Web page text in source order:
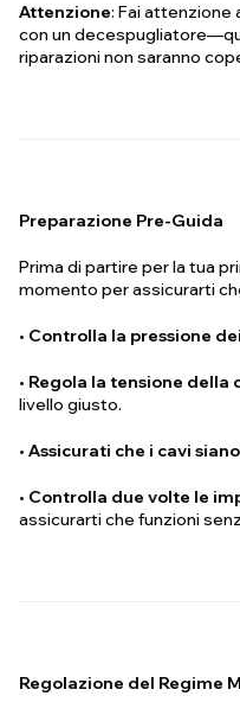
Attenzione: Fai
con un
riparazioni non saranno
Preparazione Pre-Guida
Prima di partire per la tua
momento per assicurarti
• Controlla la pressione
• Regola la tensione della
livello giusto.
• Assicurati che i cavi
• Controlla due volte le
assicurarti che funzioni
Regolazione del Regime